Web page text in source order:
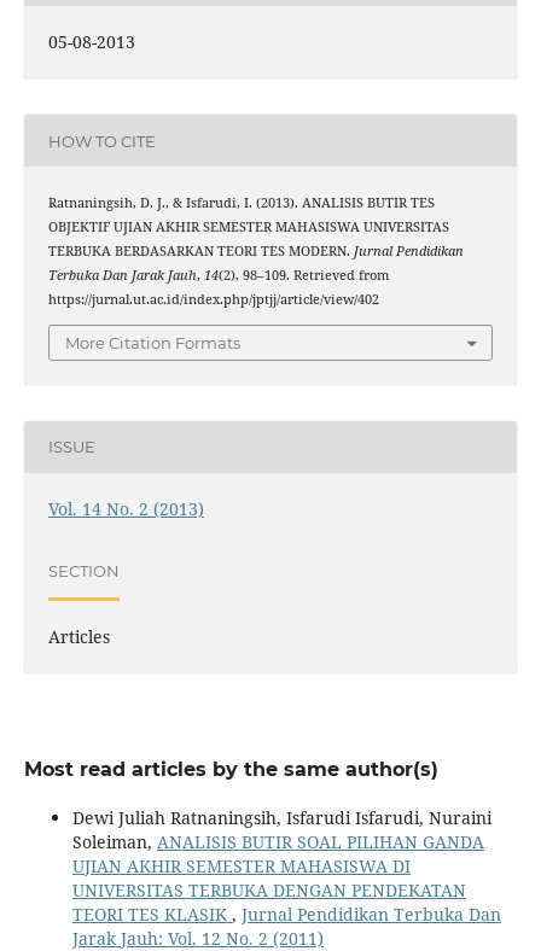
05-08-2013
HOW TO CITE
Ratnaningsih, D. J., & Isfarudi, I. (2013). ANALISIS BUTIR TES
OBJEKTIF UJIAN AKHIR SEMESTER MAHASISWA UNIVERSITAS
TERBUKA BERDASARKAN TEORI TES MODERN. Jurnal Pendidikan
Terbuka Dan Jarak Jauh, 14(2), 98–109. Retrieved from
https://jurnal.ut.ac.id/index.php/jptjj/article/view/402
More Citation Formats
ISSUE
Vol. 14 No. 2 (2013)
SECTION
Articles
Most read articles by the same author(s)
Dewi Juliah Ratnaningsih, Isfarudi Isfarudi, Nuraini
Soleiman, ANALISIS BUTIR SOAL PILIHAN GANDA
UJIAN AKHIR SEMESTER MAHASISWA DI
UNIVERSITAS TERBUKA DENGAN PENDEKATAN
TEORI TES KLASIK , Jurnal Pendidikan Terbuka Dan
Jarak Jauh: Vol. 12 No. 2 (2011)